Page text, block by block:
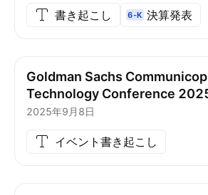
書き起こし 6-K 決算発表
Goldman Sachs
Technology Conference
2025年9月8日
イベント書き起こし